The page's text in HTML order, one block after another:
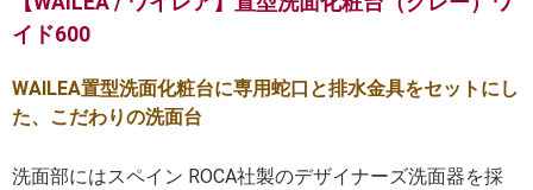
イド600
WAILEA置型洗面化粧台に専用蛇口と排水金具をセットにし
た、こだわりの洗面台
洗面部にはスペイン ROCA社製のデザイナーズ洗面器を採